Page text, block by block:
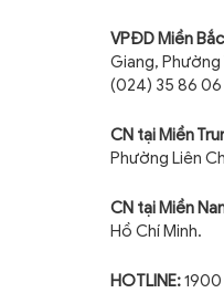
VPĐD Miền
Giang, Phường
(024) 35 86 06
CN tại Miền
Phường Liên
CN tại Miền
Hồ Chí Minh.
HOTLINE: